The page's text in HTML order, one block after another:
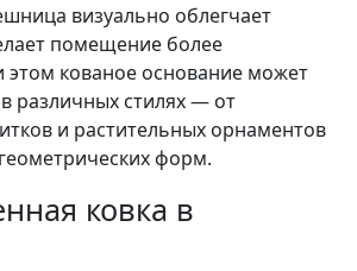
визуально облегчает
помещение более
кованое основание может
различных стилях — от
и растительных орнаментов
форм.
ковка в